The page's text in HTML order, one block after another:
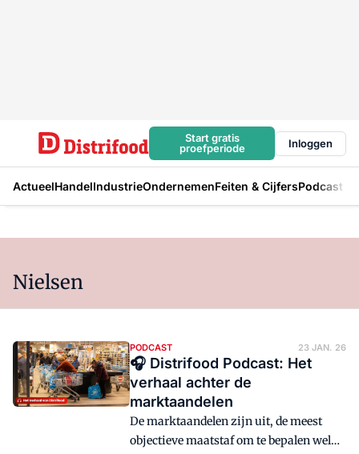
Start gratis
proefperiode
Inloggen
ActueelHandelIndustrieOndernemenFeiten & CijfersPodcast
Nielsen
PODCAST 23 JAN. 26
🎧 Distrifood Podcast: Het
verhaal achter de
marktaandelen
De marktaandelen zijn uit, de meest
objectieve maatstaf om te bepalen welke